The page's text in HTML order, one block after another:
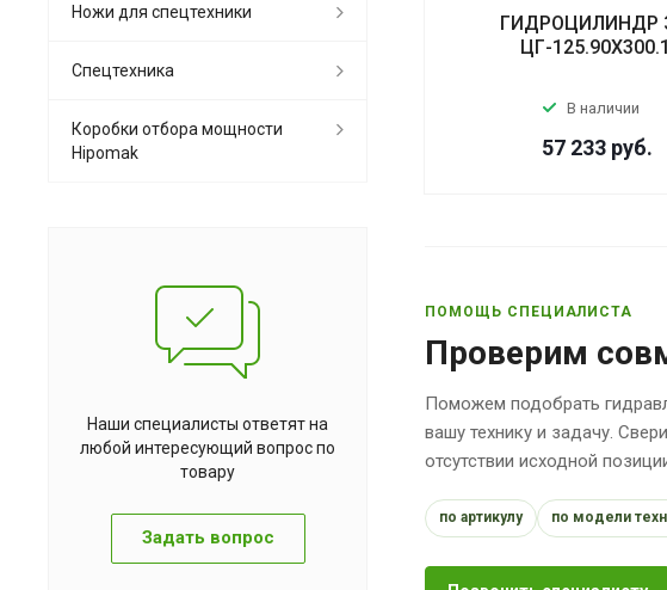
ГИДРОЦИЛИНДР
ЦГ-
В наличии
57 233 руб.
ПОМОЩЬ СПЕЦИАЛИСТА
Проверим
Поможем подобрать
вашу технику и задачу.
отсутствии исходной
по артикулу по модели
Ножи для спецтехники
Спецтехника
Коробки отбора мощности
Hipomak
Наши специалисты ответят на
любой интересующий вопрос по
товару
Задать вопрос